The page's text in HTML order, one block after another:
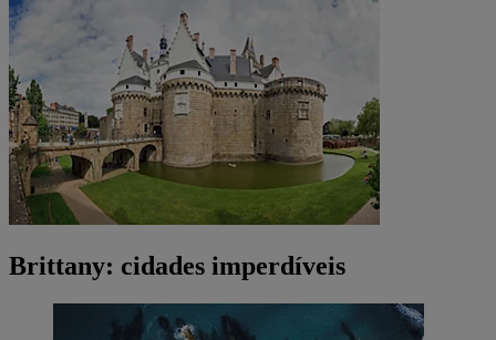
Brittany: cidades imperdíveis